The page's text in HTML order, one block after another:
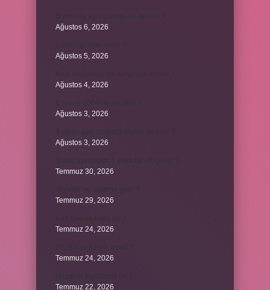
Ağustos 6, 2026
Ağustos 5, 2026
Ağustos 4, 2026
Ağustos 3, 2026
Ağustos 3, 2026
Temmuz 30, 2026
Temmuz 29, 2026
Temmuz 24, 2026
Temmuz 24, 2026
Temmuz 22, 2026